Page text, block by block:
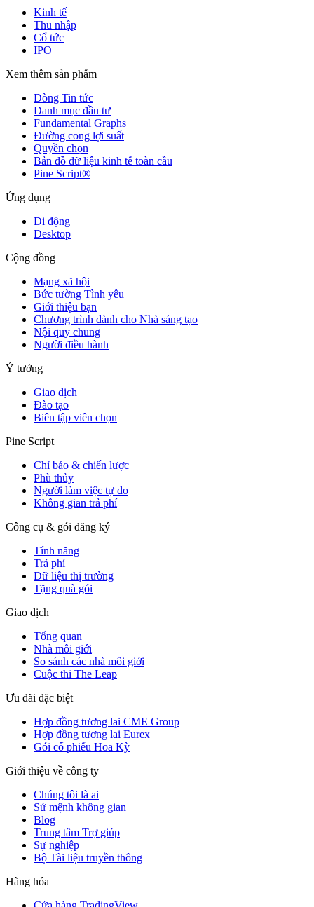
Kinh tế
Thu nhập
Cổ tức
IPO
Xem thêm sản phẩm
Dòng Tin tức
Danh mục đầu tư
Fundamental Graphs
Đường cong lợi suất
Quyền chọn
Bản đồ dữ liệu kinh tế toàn cầu
Pine Script®
Ứng dụng
Di động
Desktop
Cộng đồng
Mạng xã hội
Bức tường Tình yêu
Giới thiệu bạn
Chương trình dành cho Nhà sáng tạo
Nội quy chung
Người điều hành
Ý tưởng
Giao dịch
Đào tạo
Biên tập viên chọn
Pine Script
Chỉ báo & chiến lược
Phù thủy
Người làm việc tự do
Không gian trả phí
Công cụ & gói đăng ký
Tính năng
Trả phí
Dữ liệu thị trường
Tặng quà gói
Giao dịch
Tổng quan
Nhà môi giới
So sánh các nhà môi giới
Cuộc thi The Leap
Ưu đãi đặc biệt
Hợp đồng tương lai CME Group
Hợp đồng tương lai Eurex
Gói cổ phiếu Hoa Kỳ
Giới thiệu về công ty
Chúng tôi là ai
Sứ mệnh không gian
Blog
Trung tâm Trợ giúp
Sự nghiệp
Bộ Tài liệu truyền thông
Hàng hóa